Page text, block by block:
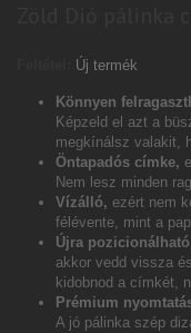
Új termék
Könnyen
Képzeld el azt a
megkínálsz valakit,
Öntapadós címke,
Nem lesz minden
Vízálló, ezért nem
félévente, mint a
Újra
akkor vedd vissza
kidobnod a címkét,
Prémium
A jó pálinka szép